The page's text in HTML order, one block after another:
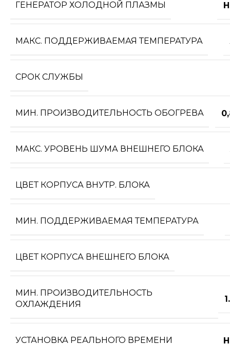
ГЕНЕРАТОР ХОЛОДНОЙ ПЛАЗМЫ
МАКС. ПОДДЕРЖИВАЕМАЯ ТЕМПЕРАТУРА
СРОК СЛУЖБЫ
МИН. ПРОИЗВОДИТЕЛЬНОСТЬ ОБОГРЕВА
МАКС. УРОВЕНЬ ШУМА ВНЕШНЕГО БЛОКА
ЦВЕТ КОРПУСА ВНУТР. БЛОКА
МИН. ПОДДЕРЖИВАЕМАЯ ТЕМПЕРАТУРА
ЦВЕТ КОРПУСА ВНЕШНЕГО БЛОКА
МИН. ПРОИЗВОДИТЕЛЬНОСТЬ
ОХЛАЖДЕНИЯ
УСТАНОВКА РЕАЛЬНОГО ВРЕМЕНИ